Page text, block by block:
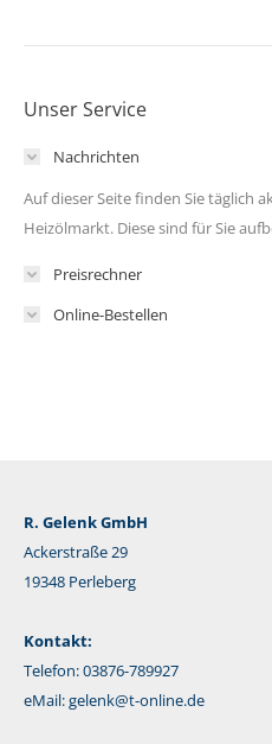
Unser Service
Nachrichten
Auf dieser Seite finden Sie täglich
Heizölmarkt. Diese sind für Sie
Preisrechner
Online-Bestellen
R. Gelenk GmbH
Ackerstraße 29
19348 Perleberg
Kontakt:
Telefon: 03876-789927
eMail:gelenk@t-online.de